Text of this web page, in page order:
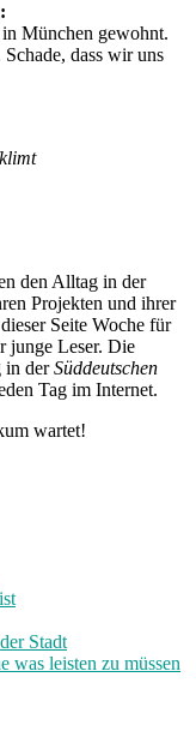
München gewohnt.
dass wir uns
den Alltag in der
Projekten und ihrer
Seite Woche für
junge Leser. Die
in derSüddeutschen
Tag im Internet.
wartet!
Stadt
was leisten zu müssen